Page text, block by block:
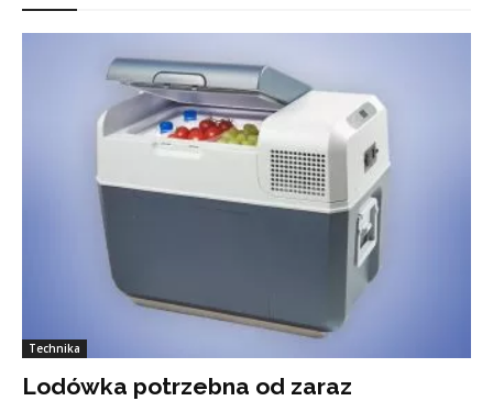
Technika
Lodówka potrzebna od zaraz